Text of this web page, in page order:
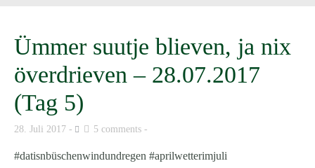
Ümmer suutje blieven, ja nix
överdrieven – 28.07.2017
(Tag 5)
28. Juli 2017 5 comments
#datisnbüschenwindundregen #aprilwetterimjuli